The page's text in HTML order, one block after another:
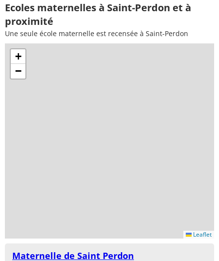
Ecoles maternelles à Saint-Perdon et à
proximité
Une seule école maternelle est recensée à Saint-Perdon
+
−
Leaflet
Maternelle de Saint Perdon